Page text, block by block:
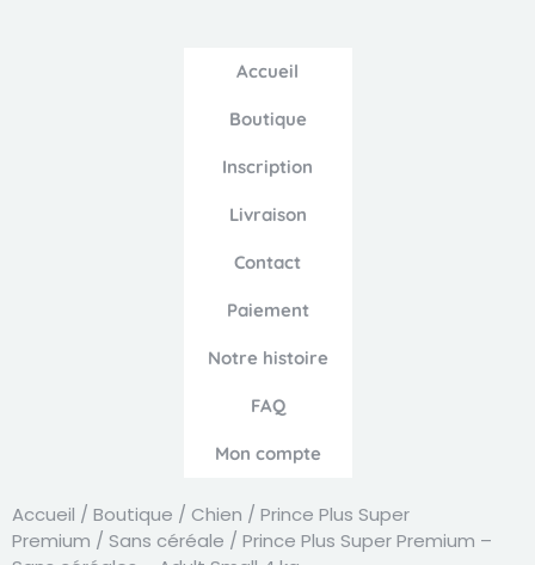
Accueil
Boutique
Inscription
Livraison
Contact
Paiement
Notre histoire
FAQ
Mon compte
Accueil / Boutique / Chien / Prince Plus Super
Premium / Sans céréale / Prince Plus Super Premium –